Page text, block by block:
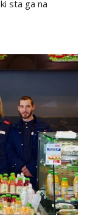
sta ga na